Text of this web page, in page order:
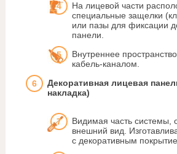
На лицевой части
специальные защелки
или пазы для фиксации
панели.
Внутреннее
кабель-каналом.
Декоративная лицевая
накладка)
Видимая часть
внешний вид.
с декоративным